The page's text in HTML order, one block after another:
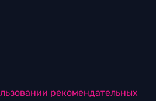
рекомендательных